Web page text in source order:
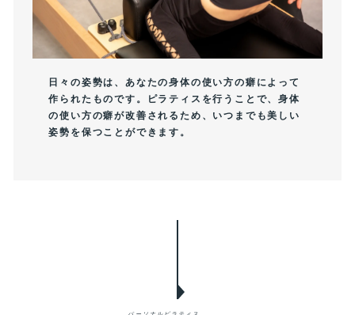
日々の姿勢は、あなたの身体の使い方の癖によって
作られたものです。ピラティスを行うことで、身体
の使い方の癖が改善されるため、いつまでも美しい
姿勢を保つことができます。